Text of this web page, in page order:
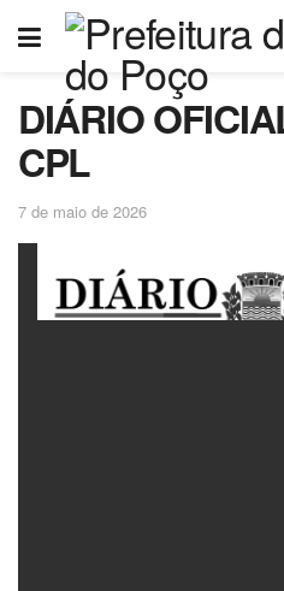
DIÁRIO
CPL
7 de maio de 2026